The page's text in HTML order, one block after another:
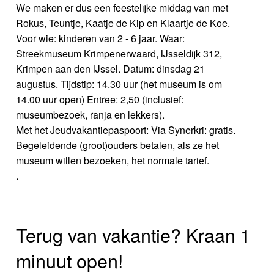
We maken er dus een feestelijke middag van met
Rokus, Teuntje, Kaatje de Kip en Klaartje de Koe.
Voor wie: kinderen van 2 - 6 jaar. Waar:
Streekmuseum Krimpenerwaard, IJsseldijk 312,
Krimpen aan den IJssel. Datum: dinsdag 21
augustus. Tijdstip: 14.30 uur (het museum is om
14.00 uur open) Entree: 2,50 (inclusief:
museumbezoek, ranja en lekkers).
Met het Jeudvakantiepaspoort: Via Synerkri: gratis.
Begeleidende (groot)ouders betalen, als ze het
museum willen bezoeken, het normale tarief.
.
Terug van vakantie? Kraan 1
minuut open!